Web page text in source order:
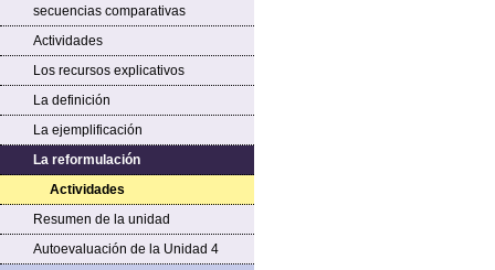
secuencias comparativas
Actividades
Los recursos explicativos
La definición
La ejemplificación
La reformulación
Actividades
Resumen de la unidad
Autoevaluación de la Unidad 4